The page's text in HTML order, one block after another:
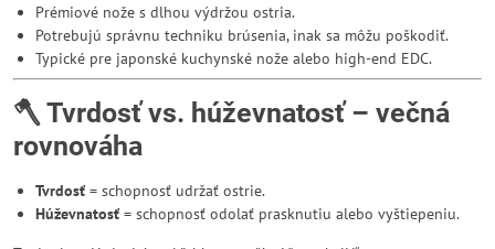
Prémiové nože s dlhou výdržou ostria.
Potrebujú správnu techniku brúsenia, inak sa môžu poškodiť.
Typické pre japonské kuchynské nože alebo high-end EDC.
🪓 Tvrdosť vs. húževnatosť – večná
rovnováha
Tvrdosť= schopnosť udržať ostrie.
Húževnatosť= schopnosť odolať prasknutiu alebo vyštiepeniu.